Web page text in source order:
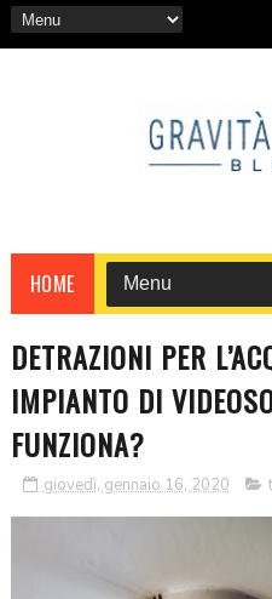
HOME
DETRAZIONI PER
IMPIANTO DI
FUNZIONA?
giovedì, gennaio 16, 2020